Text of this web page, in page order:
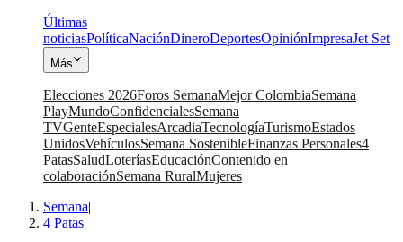
Últimas
noticiasPolíticaNaciónDineroDeportesOpiniónImpresaJet Set
Más
Elecciones 2026Foros SemanaMejor ColombiaSemana
PlayMundoConfidencialesSemana
TVGenteEspecialesArcadiaTecnologíaTurismoEstados
UnidosVehículosSemana SostenibleFinanzas Personales4
PatasSaludLoteríasEducaciónContenido en
colaboraciónSemana RuralMujeres
Semana|
4 Patas